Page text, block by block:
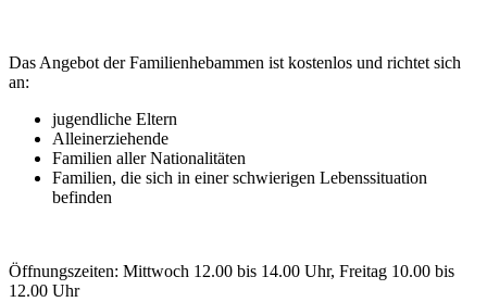
Das Angebot der Familienhebammen ist kostenlos und richtet sich
an:
jugendliche Eltern
Alleinerziehende
Familien aller Nationalitäten
Familien, die sich in einer schwierigen Lebenssituation
befinden
Öffnungszeiten: Mittwoch 12.00 bis 14.00 Uhr, Freitag 10.00 bis
12.00 Uhr